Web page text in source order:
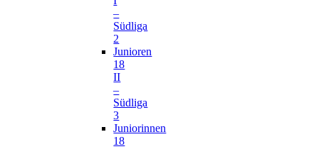
–
Südliga
2
Junioren
18
II
–
Südliga
3
Juniorinnen
18